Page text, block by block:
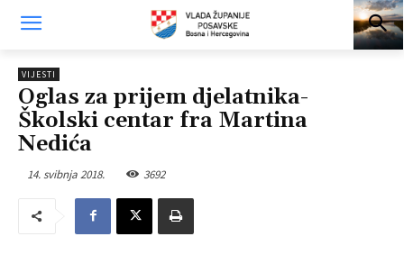
VIJESTI
Oglas za prijem djelatnika-
Školski centar fra Martina
Nedića
14. svibnja 2018. 3692